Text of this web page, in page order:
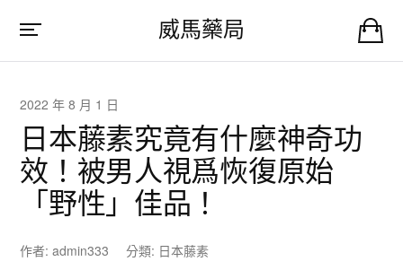
威馬藥局
2022 年 8 月 1 日
日本藤素究竟有什麼神奇功
效！被男人視爲恢復原始
「野性」佳品！
作者:admin333 分類: 日本藤素